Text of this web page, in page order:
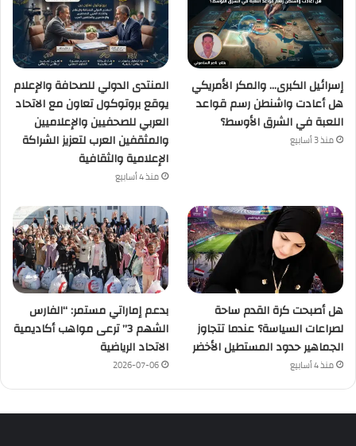
إسرائيل الكبرى… والمكر الأمريكي
هل أعادت واشنطن رسم قواعد
اللعبة في الشرق الأوسط؟
منذ 3 أسابيع
المنتدى الدولي للصحافة والإعلام
يوقع بروتوكول تعاون مع الاتحاد
العربي للصحفيين والإعلاميين
والمثقفين العرب لتعزيز الشراكة
الإعلامية والثقافية
منذ 4 أسابيع
هل أصبحت كرة القدم ساحة
لصراعات السياسة؟ عندما تتجاوز
الجماهير حدود المستطيل الأخضر
منذ 4 أسابيع
بدعم إماراتي مستمر: “الفارس
الشهم 3” ترعى مواهب أكاديمية
الاتحاد الرياضية
2026-07-06